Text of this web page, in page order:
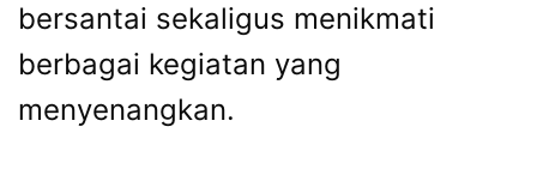
bersantai sekaligus menikmati
berbagai kegiatan yang
menyenangkan.